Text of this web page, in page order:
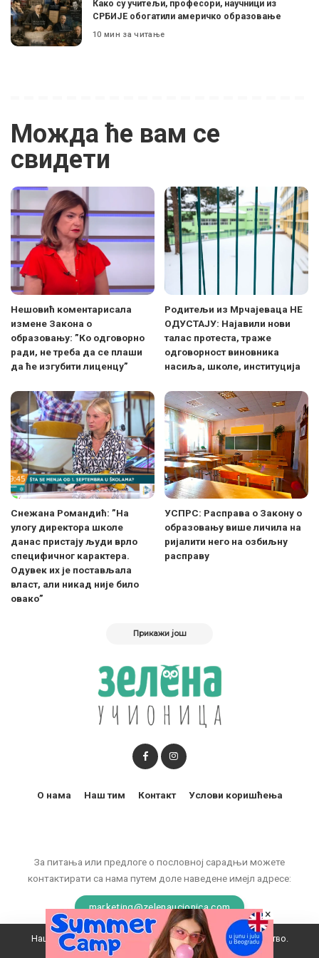
Како су учитељи, професори, научници из
СРБИЈЕ обогатили америчко образовање
10 мин за читање
Можда ће вам се
свидети
Нешовић коментарисала
измене Закона о
образовању: ”Ко одговорно
ради, не треба да се плаши
да ће изгубити лиценцу”
Родитељи из Мрчајеваца НЕ
ОДУСТАЈУ: Најавили нови
талас протеста, траже
одговорност виновника
насиља, школе, институција
Снежана Романдић: ”На
улогу директора школе
данас пристају људи врло
специфичног карактера.
Одувек их је постављала
власт, али никад није било
овако”
УСПРС: Расправа о Закону о
образовању више личила на
ријалити него на озбиљну
расправу
Прикажи још
За питања или предлоге о пословној сарадњи можете
контактирати са нама путем доле наведене имејл адресе:
marketing@zelenaucionica.com
О нама Наш тим Контакт Услови коришћења
Наш вебсајт користи колачиће да побољша ваше искуство.
×